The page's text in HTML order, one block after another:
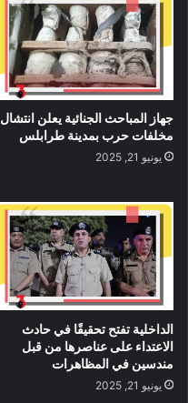
جهاز المباحث الجنائية يعلن انتشال
مخلفات حرب بمدينة طرابلس
يونيو 21, 2025
الداخلية تفتح تحقيقًا في حادث
الاعتداء على عناصرها من قبل
مندسين في المظاهرات
يونيو 21, 2025